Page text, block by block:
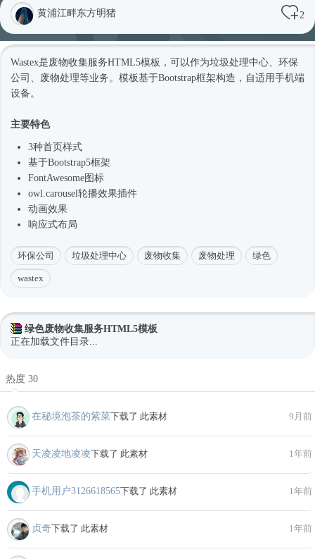
黄浦江畔东方明猪 2
Wastex是废物收集服务HTML5模板 ，可以作为垃圾处理中心、环保
公司、废物处理等业务。模板基于Bootstrap框架构造，自适用手机端
设备。
主要特色
3种首页样式
基于Bootstrap5框架
FontAwesome图标
owl.carousel轮播效果插件
动画效果
响应式布局
环保公司 垃圾处理中心 废物收集 废物处理 绿色
wastex
绿色废物收集服务HTML5模板
正在加载文件目录...
热度 30
在秘境泡茶的紫菜下载了 此素材 9月前
天凌凌地凌凌下载了 此素材 1年前
手机用户3126618565下载了 此素材 1年前
贞奇下载了 此素材 1年前